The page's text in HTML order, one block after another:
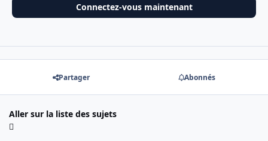
Connectez-vous maintenant
Partager Abonnés
Aller sur la liste des sujets